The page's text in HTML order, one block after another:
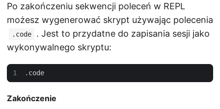
Po zakończeniu sekwencji poleceń w REPL
możesz wygenerować skrypt używając polecenia
.code
. Jest to przydatne do zapisania sesji jako
wykonywalnego skryptu:
. code
Zakończenie